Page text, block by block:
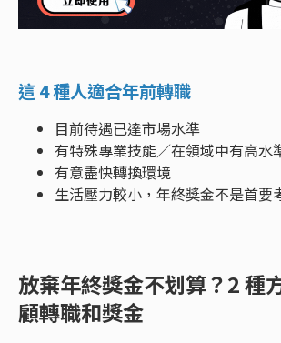
這 4 種人適合年前轉職
目前待遇已達市場水準
有特殊專業技能／在領域中有高水
有意盡快轉換環境
生活壓力較小，年終獎金不是首要
放棄年終獎金不划算？2 種
顧轉職和獎金